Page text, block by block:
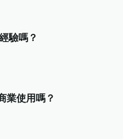
驗嗎？
業使用嗎？